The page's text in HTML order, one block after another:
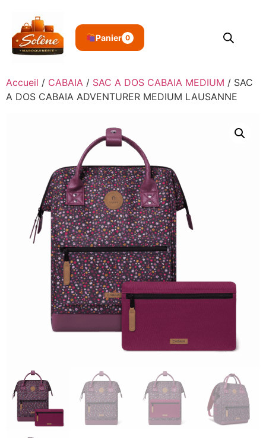
Panier 0
Accueil / CABAIA / SAC A DOS CABAIA MEDIUM / SAC
A DOS CABAIA ADVENTURER MEDIUM LAUSANNE